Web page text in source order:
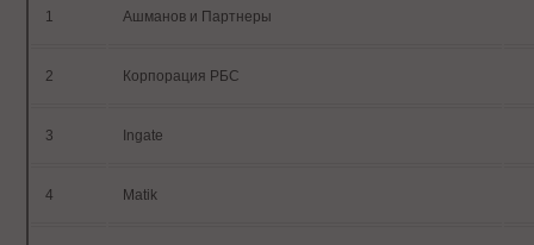
1 Ашманов и Партнеры
2 Корпорация РБС
3 Ingate
4 Matik